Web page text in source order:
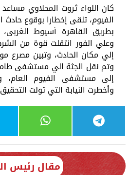
كان اللواء ثروت المحلاوي مساعد
الفيوم، تلقى إخطارا بوقوع
بطريق القاهرة أسيوط
وعلي الفور انتقلت قوة من
وتم نقل الجثة الي مستشفى
إلى مستشفى الفيوم العام،
وأخطرت النيابة التي تولت
مقال رئيس